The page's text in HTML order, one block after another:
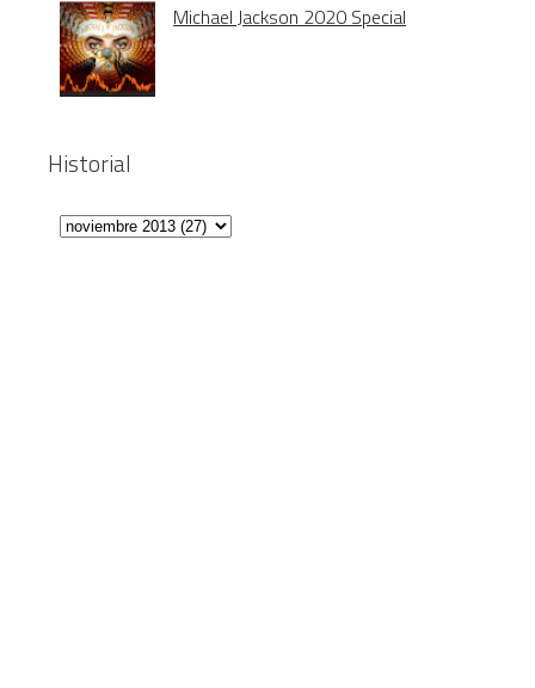
Michael Jackson 2020 Special
Historial